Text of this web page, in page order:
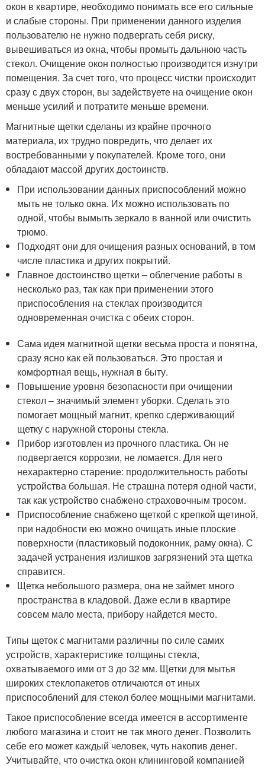
окон в квартире, необходимо понимать все его сильные
и слабые стороны. При применении данного изделия
пользователю не нужно подвергать себя риску,
вывешиваться из окна, чтобы промыть дальнюю часть
стекол. Очищение окон полностью производится изнутри
помещения. За счет того, что процесс чистки происходит
сразу с двух сторон, вы задействуете на очищение окон
меньше усилий и потратите меньше времени.
Магнитные щетки сделаны из крайне прочного
материала, их трудно повредить, что делает их
востребованными у покупателей. Кроме того, они
обладают массой других достоинств.
При использовании данных приспособлений можно
мыть не только окна. Их можно использовать по
одной, чтобы вымыть зеркало в ванной или очистить
трюмо.
Подходят они для очищения разных оснований, в том
числе пластика и других покрытий.
Главное достоинство щетки – облегчение работы в
несколько раз, так как при применении этого
приспособления на стеклах производится
одновременная очистка с обеих сторон.
Сама идея магнитной щетки весьма проста и понятна,
сразу ясно как ей пользоваться. Это простая и
комфортная вещь, нужная в быту.
Повышение уровня безопасности при очищении
стекол – значимый элемент уборки. Сделать это
помогает мощный магнит, крепко сдерживающий
щетку с наружной стороны стекла.
Прибор изготовлен из прочного пластика. Он не
подвергается коррозии, не ломается. Для него
нехарактерно старение: продолжительность работы
устройства большая. Не страшна потеря одной части,
так как устройство снабжено страховочным тросом.
Приспособление снабжено щеткой с крепкой щетиной,
при надобности ею можно очищать иные плоские
поверхности (пластиковый подоконник, раму окна). С
задачей устранения излишков загрязнений эта щетка
справится.
Щетка небольшого размера, она не займет много
пространства в кладовой. Даже если в квартире
совсем мало места, прибору найдется место.
Типы щеток с магнитами различны по силе самих
устройств, характеристике толщины стекла,
охватываемого ими от 3 до 32 мм. Щетки для мытья
широких стеклопакетов отличаются от иных
приспособлений для стекол более мощными магнитами.
Такое приспособление всегда имеется в ассортименте
любого магазина и стоит не так много денег. Позволить
себе его может каждый человек, чуть накопив денег.
Учитывайте, что очистка окон клининговой компанией